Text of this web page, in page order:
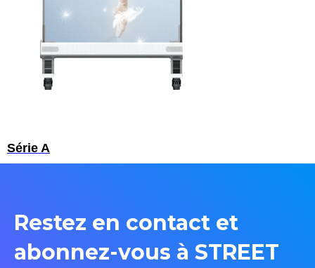
Série A
Restez en contact et
abonnez-vous à STREET